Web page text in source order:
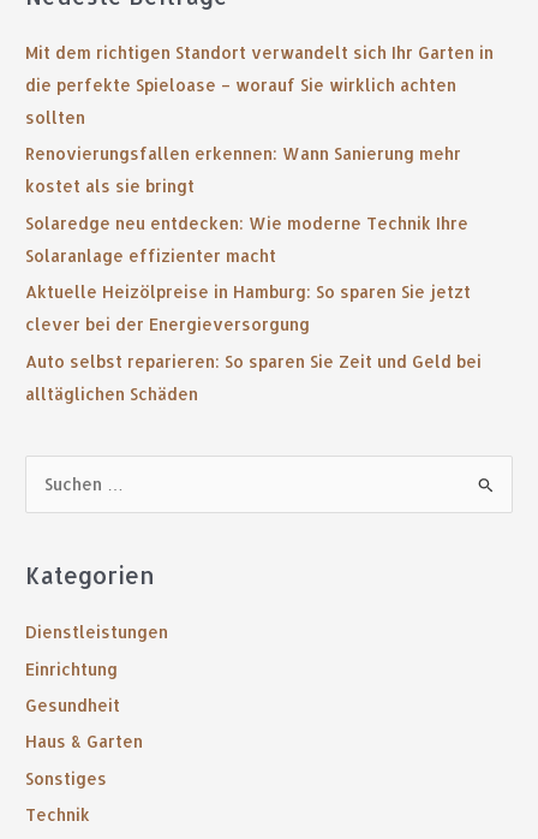
Mit dem richtigen Standort verwandelt sich Ihr Garten in
die perfekte Spieloase – worauf Sie wirklich achten
sollten
Renovierungsfallen erkennen: Wann Sanierung mehr
kostet als sie bringt
Solaredge neu entdecken: Wie moderne Technik Ihre
Solaranlage effizienter macht
Aktuelle Heizölpreise in Hamburg: So sparen Sie jetzt
clever bei der Energieversorgung
Auto selbst reparieren: So sparen Sie Zeit und Geld bei
alltäglichen Schäden
h
a
c
h
:
Kategorien
Dienstleistungen
Einrichtung
Gesundheit
Haus & Garten
Sonstiges
Technik